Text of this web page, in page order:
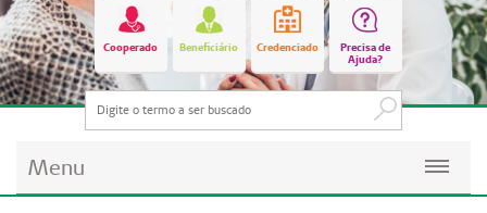
Cooperado Beneficiário Credenciado
Precisa de
Ajuda?
Menu